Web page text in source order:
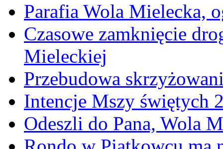
Parafia Wola Mielecka,
Czasowe zamknięcie
Mieleckiej
Przebudowa
Intencje Mszy świętych
Odeszli do Pana, Wola